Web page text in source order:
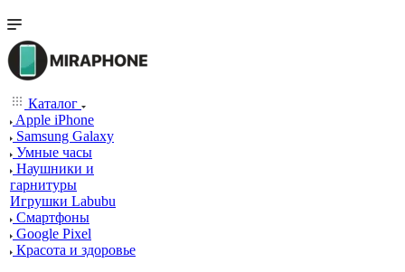
Каталог
Apple iPhone
Samsung Galaxy
Умные часы
Наушники и
гарнитуры
Игрушки Labubu
Смартфоны
Google Pixel
Красота и здоровье